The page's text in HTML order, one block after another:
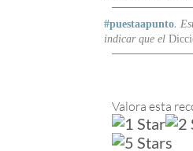
#puestaapunto.
indicar que el
Valora esta